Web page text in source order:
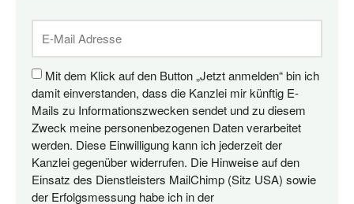
Mit dem Klick auf den Button „Jetzt anmelden“ bin ich
damit einverstanden, dass die Kanzlei mir künftig E-
Mails zu Informationszwecken sendet und zu diesem
Zweck meine personenbezogenen Daten verarbeitet
werden. Diese Einwilligung kann ich jederzeit der
Kanzlei gegenüber widerrufen. Die Hinweise auf den
Einsatz des Dienstleisters MailChimp (Sitz USA) sowie
der Erfolgsmessung habe ich in der